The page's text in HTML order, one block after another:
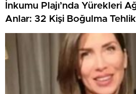
İnkumu Plajı’nda Yürekleri
Anlar: 32 Kişi Boğulma